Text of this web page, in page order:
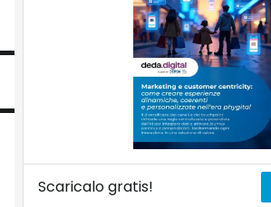
Scaricalo gratis!